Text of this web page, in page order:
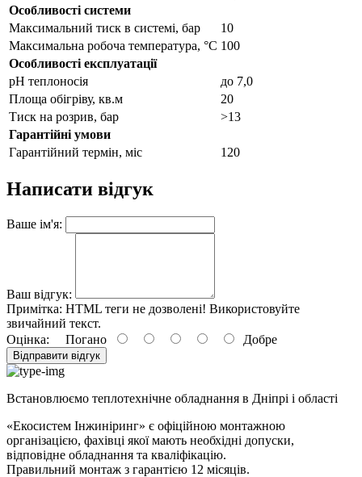
Особливості системи
Максимальний тиск в системі, бар
10
Максимальна робоча температура, °С 100
Особливості експлуатації
pH теплоносія
до 7,0
Площа обігріву, кв.м
20
Тиск на розрив, бар
>13
Гарантійні умови
Гарантійний термін, міс
120
Написати відгук
Ваше ім'я:
Ваш відгук:
Примітка: HTML теги не дозволені! Використовуйте
звичайний текст.
Оцінка: Погано Добре
Відправити відгук
Встановлюємо теплотехнічне обладнання в Дніпрі і області
«Екосистем Інжиніринг» є офіційною монтажною
організацією, фахівці якої мають необхідні допуски,
відповідне обладнання та кваліфікацію.
Правильний монтаж з гарантією 12 місяців.